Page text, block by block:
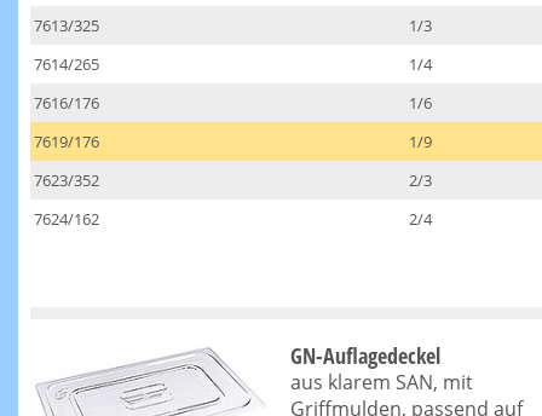
7613/325
1/3
7614/265
1/4
7616/176
1/6
7619/176
1/9
7623/352
2/3
7624/162
2/4
GN-Auflagedeckel
aus klarem SAN, mit
Griffmulden, passend auf